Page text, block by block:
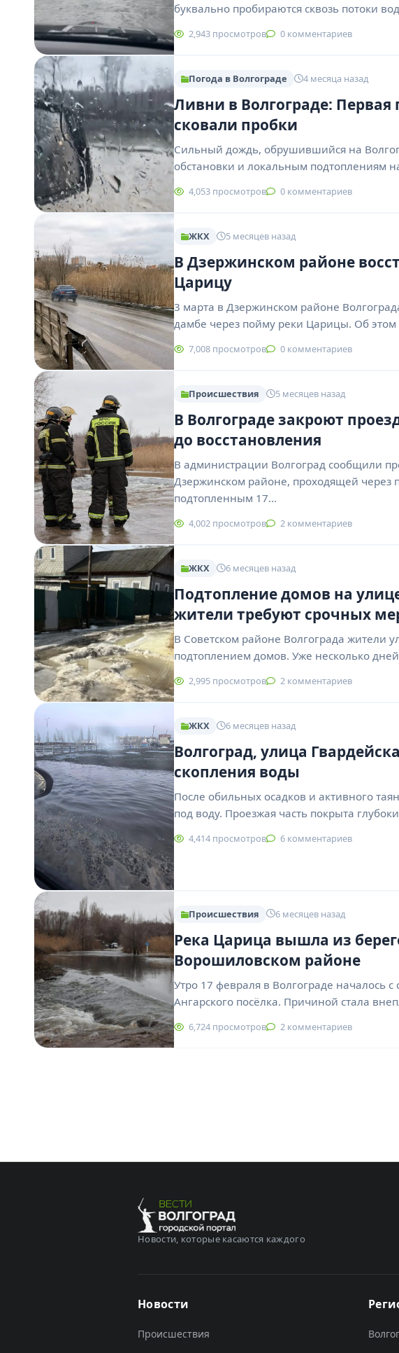
буквально пробираются сквозь потоки
2,943 просмотров 0 комментариев
Погода в Волгограде 4 месяца назад
Ливни в Волгограде: Первая
сковали пробки
Сильный дождь, обрушившийся на
обстановки и локальным подтоплениям
4,053 просмотров 0 комментариев
ЖКХ 5 месяцев назад
В Дзержинском районе
Царицу
3 марта в Дзержинском районе
дамбе через пойму реки Царицы. Об
7,008 просмотров 0 комментариев
Происшествия 5 месяцев назад
В Волгограде закроют
до восстановления
В администрации Волгоград сообщили
Дзержинском районе, проходящей через
подтопленным 17…
4,002 просмотров 2 комментариев
ЖКХ 6 месяцев назад
Подтопление домов на
жители требуют срочных
В Советском районе Волгограда жители
подтоплением домов. Уже несколько
2,995 просмотров 2 комментариев
ЖКХ 6 месяцев назад
Волгоград, улица
скопления воды
После обильных осадков и активного
под воду. Проезжая часть покрыта
4,414 просмотров 6 комментариев
Происшествия 6 месяцев назад
Река Царица вышла из
Ворошиловском районе
Утро 17 февраля в Волгограде началось
Ангарского посёлка. Причиной стала
6,724 просмотров 2 комментариев
Новости, которые касаются каждого
Новости
Происшествия